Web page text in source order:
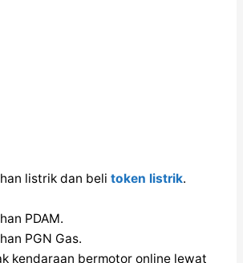
listrik dan belitoken listrik.
PDAM.
PGN Gas.
kendaraan bermotor online lewat